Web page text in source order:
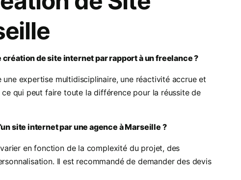
création de site internet par rapport à un freelance ?
expertise multidisciplinaire, une réactivité accrue et
qui peut faire toute la différence pour la réussite de
site internet par une agence à Marseille ?
en fonction de la complexité du projet, des
Il est recommandé de demander des devis